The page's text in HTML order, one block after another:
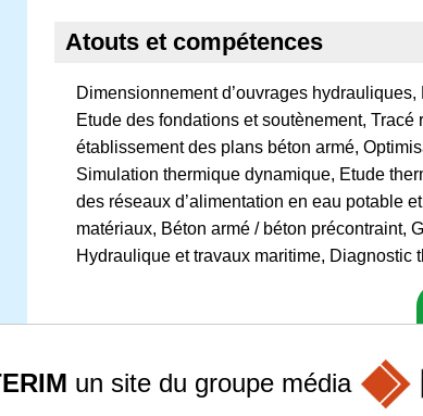
Atouts et compétences
Dimensionnement d’ouvrages
Etude des fondations et soutènement, Tracé
établissement des plans béton armé,
Simulation thermique dynamique, Etude
des réseaux d’alimentation en eau potable
matériaux, Béton armé / béton précontraint,
Hydraulique et travaux maritime, Diagnostic
un site du groupe média